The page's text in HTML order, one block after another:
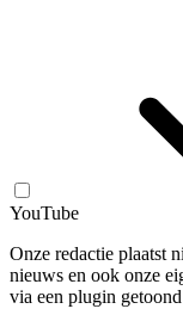
YouTube
Onze redactie plaatst
nieuws en ook onze
via een plugin